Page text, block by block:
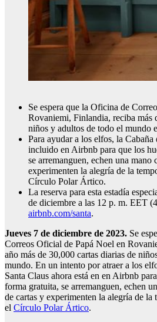
Se espera que la Oficina de
Rovaniemi, Finlandia, reciba más
niños y adultos de todo el mundo
Para ayudar a los elfos, la Cabaña
incluido en Airbnb para que los
se arremanguen, echen una mano
experimenten la alegría de la
Círculo Polar Ártico.
La reserva para esta estadía
de diciembre a las 12 p. m. EET
airbnb.com/santa.
Jueves 7 de diciembre de 2023. Se
Correos Oficial de Papá Noel en
año más de 30,000 cartas diarias de
mundo. En un intento por atraer a los
Santa Claus ahora está en en Airbnb
forma gratuita, se arremanguen, echen
de cartas y experimenten la alegría de la
el Círculo Polar Ártico.